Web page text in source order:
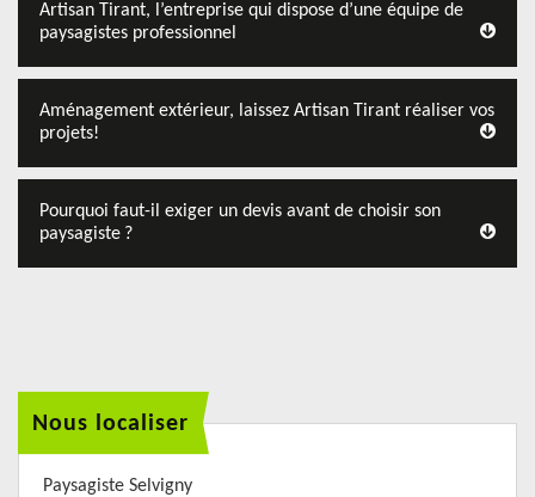
Artisan Tirant, l’entreprise qui dispose d’une équipe de
paysagistes professionnel
Aménagement extérieur, laissez Artisan Tirant réaliser vos
projets!
Pourquoi faut-il exiger un devis avant de choisir son
paysagiste ?
Nous localiser
Paysagiste Selvigny